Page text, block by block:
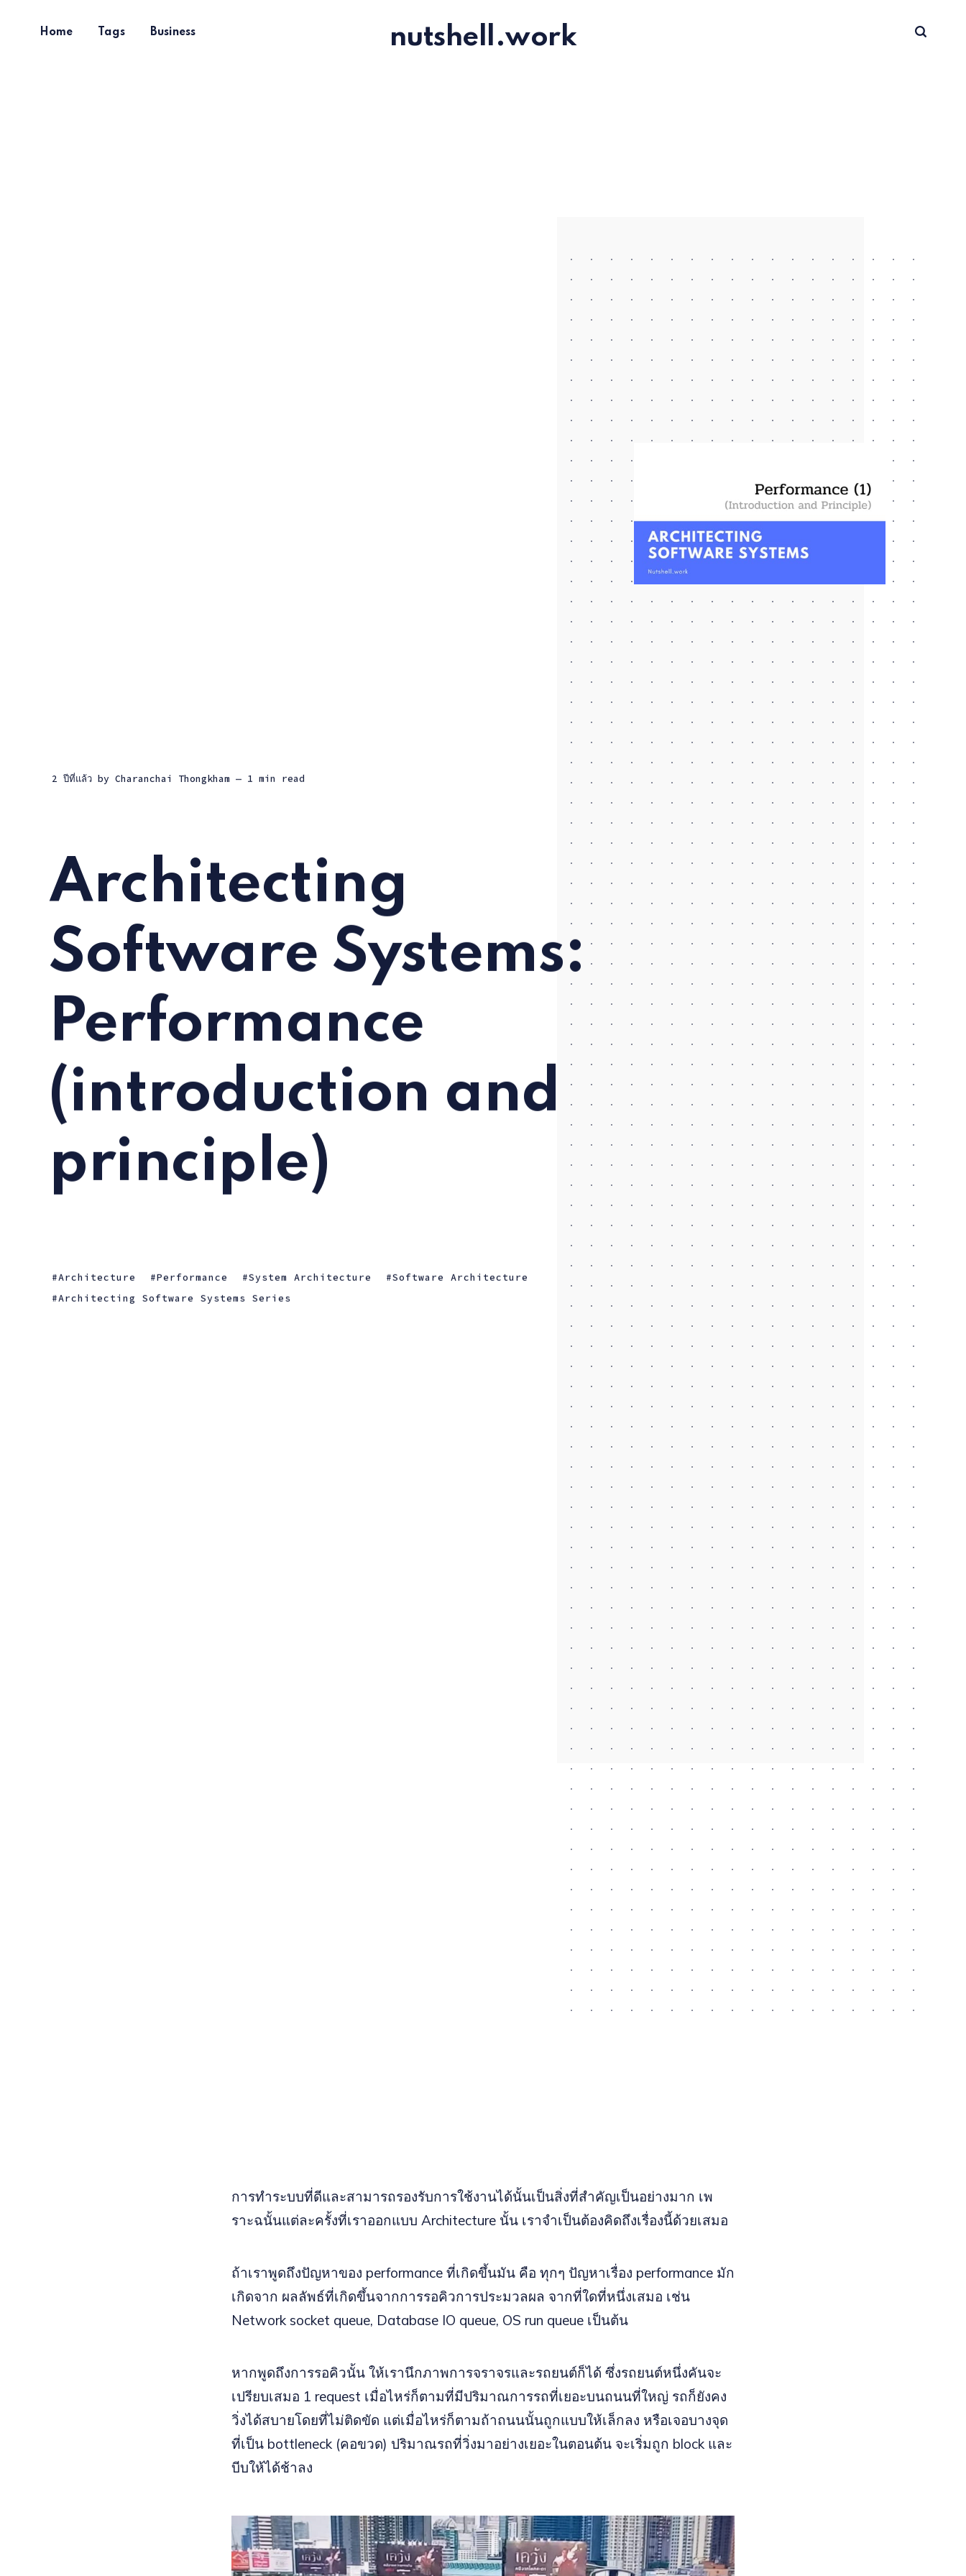
nutshell.work
Home Tags Business
2 ปีที่แล้ว by Charanchai Thongkham — 1 min read
Architecting
Software Systems:
Performance
(introduction and
principle)
Architecture Performance System Architecture
Software Architecture
Architecting Software Systems Series
การทำระบบที่ดีและสามารถรองรับการใช้งานได้นั้นเป็นสิ่งที่สำคัญเป็นอย่างมาก เพ
ราะฉนั้นแต่ละครั้งที่เราออกแบบ Architecture นั้น เราจำเป็นต้องคิดถึงเรื่องนี้ด้วยเสมอ
ถ้าเราพูดถึงปัญหาของ performance ที่เกิดขึ้นมัน คือ ทุกๆ ปัญหาเรื่อง performance มัก
เกิดจาก ผลลัพธ์ที่เกิดขึ้นจากการรอคิวการประมวลผล จากที่ใดที่หนึ่งเสมอ เช่น
Network socket queue, Database IO queue, OS run queue เป็นต้น
หากพูดถึงการรอคิวนั้น ให้เรานึกภาพการจราจรและรถยนต์ก็ได้ ซึ่งรถยนต์หนึ่งคันจะ
เปรียบเสมอ 1 request เมื่อไหร่ก็ตามที่มีปริมาณการรถที่เยอะบนถนนที่ใหญ่ รถก็ยังคง
วิ่งได้สบายโดยที่ไม่ติดขัด แต่เมื่อไหร่ก็ตามถ้าถนนนั้นถูกแบบให้เล็กลง หรือเจอบางจุด
ที่เป็น bottleneck (คอขวด) ปริมาณรถที่วิ่งมาอย่างเยอะในตอนต้น จะเริ่มถูก block และ
บีบให้ได้ช้าลง